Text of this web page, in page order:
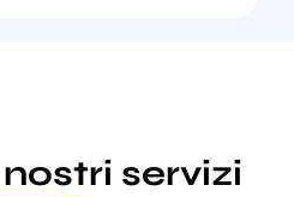
servizi